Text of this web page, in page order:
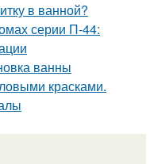
в ванной?
серии П-44:
ванны
красками.